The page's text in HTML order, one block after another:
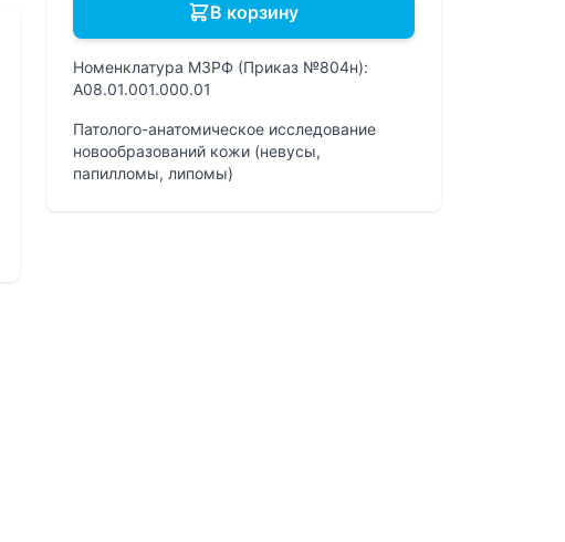
В корзину
Номенклатура МЗРФ (Приказ №804н):
A08.01.001.000.01
Патолого-анатомическое исследование
новообразований кожи (невусы,
папилломы, липомы)